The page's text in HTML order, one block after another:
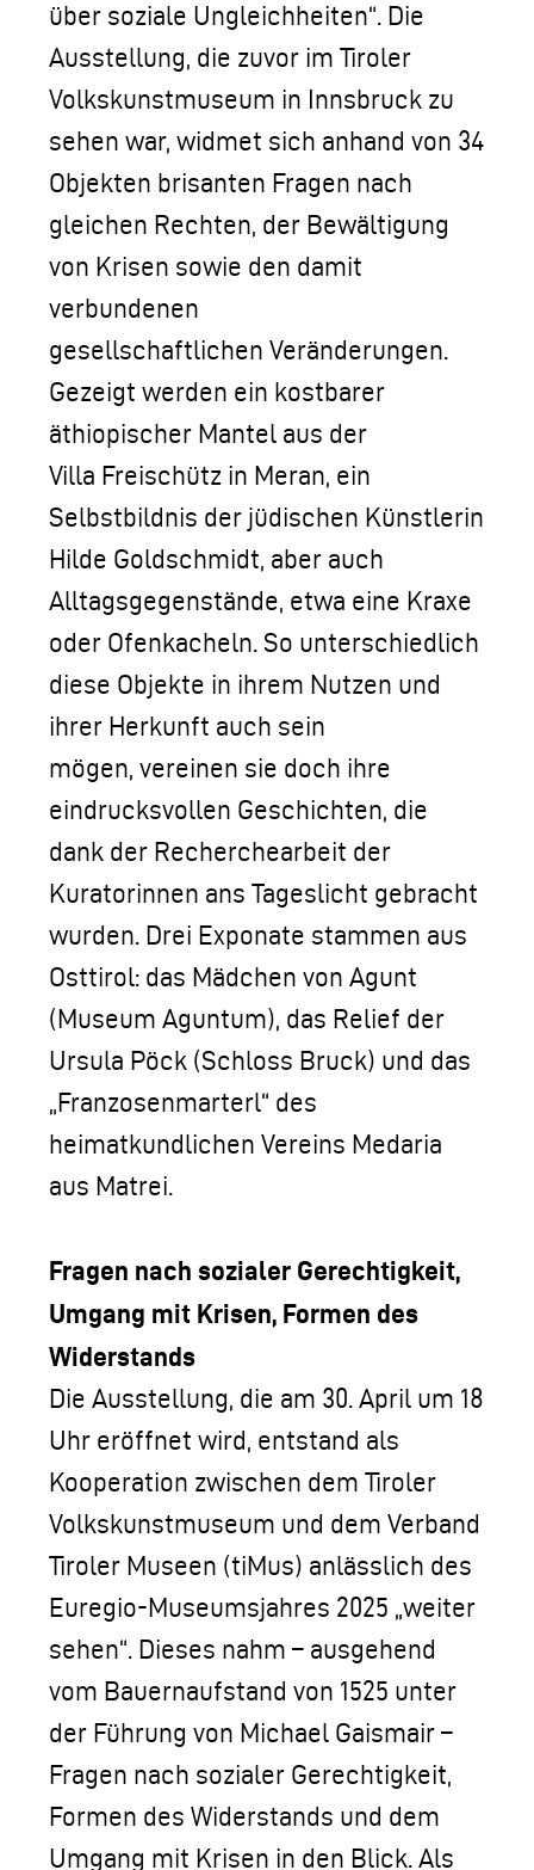
über soziale Ungleichheiten“. Die
Ausstellung, die zuvor im Tiroler
Volkskunstmuseum in Innsbruck zu
sehen war, widmet sich anhand von 34
Objekten brisanten Fragen nach
gleichen Rechten, der Bewältigung
von Krisen sowie den damit
verbundenen
gesellschaftlichen Veränderungen.
Gezeigt werden ein kostbarer
äthiopischer Mantel aus der
Villa Freischütz in Meran, ein
Selbstbildnis der jüdischen Künstlerin
Hilde Goldschmidt, aber auch
Alltagsgegenstände, etwa eine Kraxe
oder Ofenkacheln. So unterschiedlich
diese Objekte in ihrem Nutzen und
ihrer Herkunft auch sein
mögen, vereinen sie doch ihre
eindrucksvollen Geschichten, die
dank der Recherchearbeit der
Kuratorinnen ans Tageslicht gebracht
wurden. Drei Exponate stammen aus
Osttirol: das Mädchen von Agunt
(Museum Aguntum), das Relief der
Ursula Pöck (Schloss Bruck) und das
„Franzosenmarterl“ des
heimatkundlichen Vereins Medaria
aus Matrei.
Fragen nach sozialer Gerechtigkeit,
Umgang mit Krisen, Formen des
Widerstands
Die Ausstellung, die am 30. April um 18
Uhr eröffnet wird, entstand als
Kooperation zwischen dem Tiroler
Volkskunstmuseum und dem Verband
Tiroler Museen (tiMus) anlässlich des
Euregio-Museumsjahres 2025 „weiter
sehen“. Dieses nahm – ausgehend
vom Bauernaufstand von 1525 unter
der Führung von Michael Gaismair –
Fragen nach sozialer Gerechtigkeit,
Formen des Widerstands und dem
Umgang mit Krisen in den Blick. Als